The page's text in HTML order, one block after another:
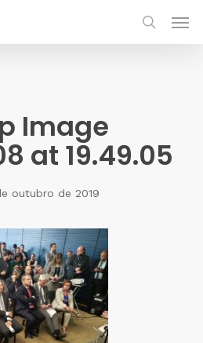
Image
at 19.49.05
outubro de 2019